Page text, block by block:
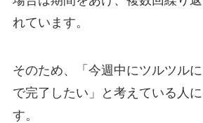
れています。
そのため、「今週中にツルツル
で完了したい」と考えている人
す。